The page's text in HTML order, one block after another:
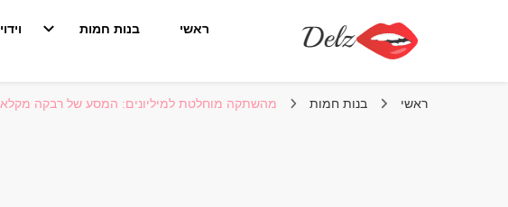
ראשי בנות חמות
ראשי בנות חמות מהשתקה מוחלטת למיליונים: המסע של רבקה